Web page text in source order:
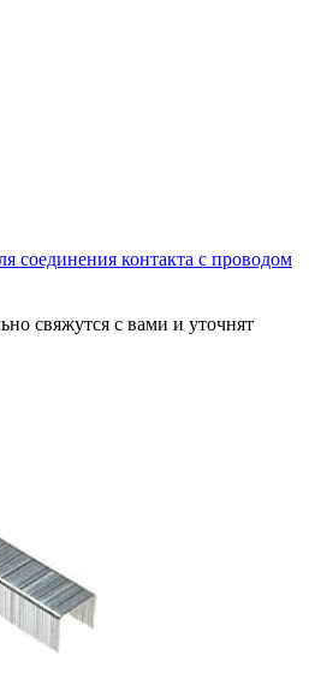
соединения контакта с проводом
свяжутся с вами и уточнят